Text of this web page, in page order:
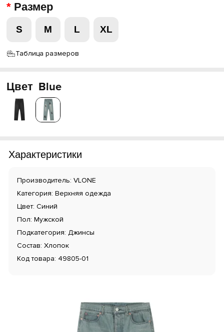
Размер
S M L XL
Таблица размеров
Цвет Blue
Характеристики
Производитель: VLONE
Категория: Верхняя одежда
Цвет: Синий
Пол: Мужской
Подкатегория: Джинсы
Состав: Хлопок
Код товара: 49805-01